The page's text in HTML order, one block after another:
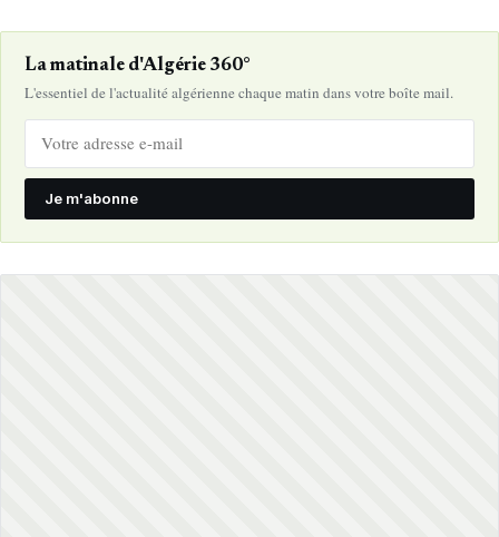
La matinale d'Algérie 360°
L'essentiel de l'actualité algérienne chaque matin dans votre boîte mail.
Je m'abonne